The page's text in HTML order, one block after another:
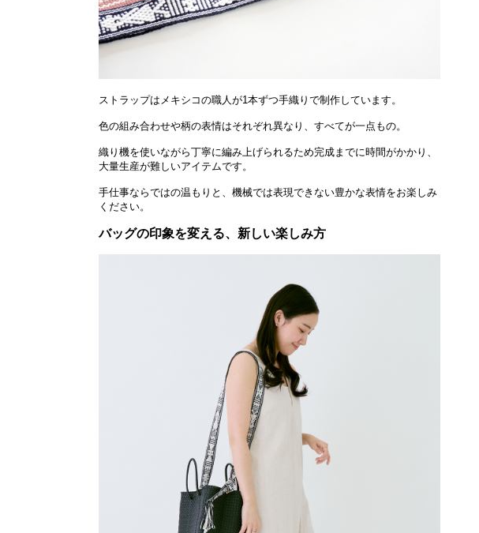
ストラップはメキシコの職人が1本ずつ手織りで制作しています。
色の組み合わせや柄の表情はそれぞれ異なり、すべてが一点もの。
織り機を使いながら丁寧に編み上げられるため完成までに時間がかかり、
大量生産が難しいアイテムです。
手仕事ならではの温もりと、機械では表現できない豊かな表情をお楽しみ
ください。
バッグの印象を変える、新しい楽しみ方